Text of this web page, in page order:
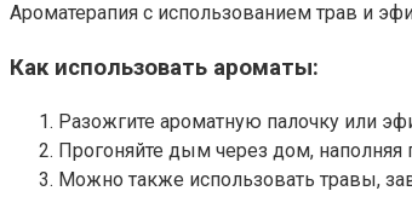
Ароматерапия с использованием трав и
Как использовать ароматы:
Разожгите ароматную палочку или
Прогоняйте дым через дом, наполняя
Можно также использовать травы,